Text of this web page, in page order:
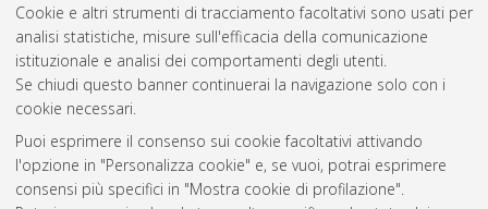
Cookie e altri strumenti di tracciamento facoltativi sono usati per
analisi statistiche, misure sull'efficacia della comunicazione
istituzionale e analisi dei comportamenti degli utenti.
Se chiudi questo banner continuerai la navigazione solo con i
cookie necessari.
Puoi esprimere il consenso sui cookie facoltativi attivando
l'opzione in "Personalizza cookie" e, se vuoi, potrai esprimere
consensi più specifici in "Mostra cookie di profilazione".
Questa lista e' stata generata ilSat Aug 8 20:42:07 2026
Atom
Rss 1.0
Rss 2.0